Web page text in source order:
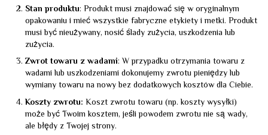
Stan produktu: Produkt musi znajdować się w oryginalnym
opakowaniu i mieć wszystkie fabryczne etykiety i metki. Produkt
musi być nieużywany, nosić ślady zużycia, uszkodzenia lub
zużycia.
Zwrot towaru z wadami: W przypadku otrzymania towaru z
wadami lub uszkodzeniami dokonujemy zwrotu pieniędzy lub
wymiany towaru na nowy bez dodatkowych kosztów dla Ciebie.
Koszty zwrotu: Koszt zwrotu towaru (np. koszty wysyłki)
może być Twoim kosztem, jeśli powodem zwrotu nie są wady,
ale błędy z Twojej strony.